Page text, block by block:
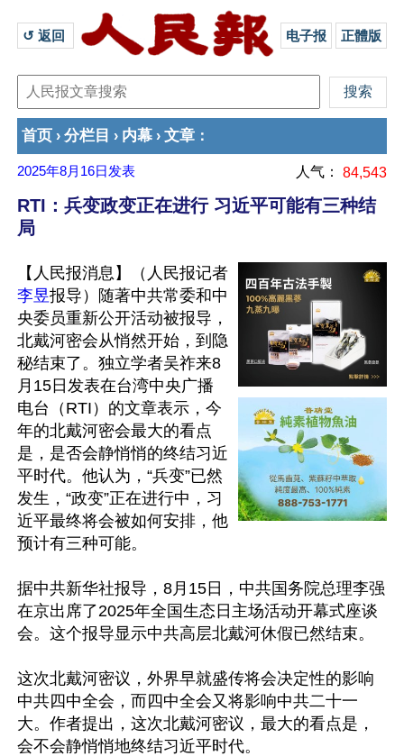
↺ 返回 电子报 正體版
首页 › 分栏目 › 内幕 › 文章 ：
2025年8月16日 发表 人气： 84,543
RTI：兵变政变正在进行 习近平可能有三种结
局
【人民报消息】（人民报记者
李昱报导）随著中共常委和中
央委员重新公开活动被报导，
北戴河密会从悄然开始，到隐
秘结束了。独立学者吴祚来8
月15日发表在台湾中央广播
电台（RTI）的文章表示，今
年的北戴河密会最大的看点
是，是否会静悄悄的终结习近
平时代。他认为，“兵变”已然
发生，“政变”正在进行中，习
近平最终将会被如何安排，他
预计有三种可能。
据中共新华社报导，8月15日，中共国务院总理李强
在京出席了2025年全国生态日主场活动开幕式座谈
会。这个报导显示中共高层北戴河休假已然结束。
这次北戴河密议，外界早就盛传将会决定性的影响
中共四中全会，而四中全会又将影响中共二十一
大。作者提出，这次北戴河密议，最大的看点是，
会不会静悄悄地终结习近平时代。